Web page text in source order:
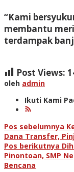
“Kami
membantu
terdampak
Post Views:
oleh admin
Ikuti Kami
Navigasi
pos
Pos sebelumnya
Dana Transfer,
Pos berikutnya
Pinontoan, SMP
Bencana